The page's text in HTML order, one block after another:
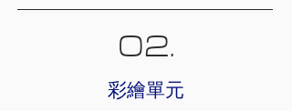
02.
​彩繪單元